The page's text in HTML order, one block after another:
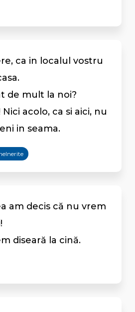
ca in localul vostru
de mult la noi?
acolo, ca si aici, nu
in seama.
am decis că nu vrem
diseară la cină.